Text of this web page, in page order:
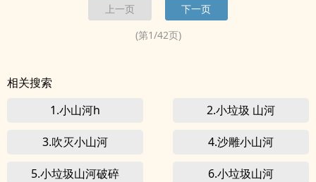
实则怼天怼地仙气攻（云矜言...
上一页
下一页
(第1/42页)
相关搜索
1.小山河h
2.小垃圾 山河
3.吹灭小山河 4.沙雕小山河
5.小垃圾山河破碎 6.小垃圾山河